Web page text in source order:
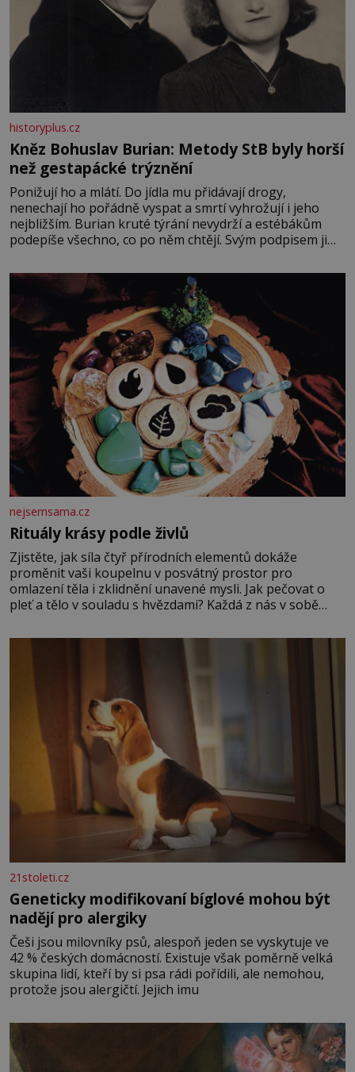
historyplus.cz
Kněz Bohuslav Burian: Metody StB byly horší
než gestapácké trýznění
Ponižují ho a mlátí. Do jídla mu přidávají drogy,
nenechají ho pořádně vyspat a smrtí vyhrožují i jeho
nejbližším. Burian kruté týrání nevydrží a estébákům
podepíše všechno, co po něm chtějí. Svým podpisem jim
fyzický ani psychický nátlak. Syn brněnského řezníka
chce být knězem a
nejsemsama.cz
Rituály krásy podle živlů
Zjistěte, jak síla čtyř přírodních elementů dokáže
proměnit vaši koupelnu v posvátný prostor pro
omlazení těla i zklidnění unavené mysli. Jak pečovat o
pleť a tělo v souladu s hvězdami? Každá z nás v sobě
povaze, ale i v potřebách naší pokožky. Ohnivá znamení
Ženy narozené ve znamení Berana, Lva a Střelce v sobě
nesou žár, odvahu a neutuchající elán. Vaše
21stoleti.cz
Geneticky modifikovaní bíglové mohou být
nadějí pro alergiky
Češi jsou milovníky psů, alespoň jeden se vyskytuje ve
42 % českých domácností. Existuje však poměrně velká
skupina lidí, kteří by si psa rádi pořídili, ale nemohou,
protože jsou alergičtí. Jejich imu